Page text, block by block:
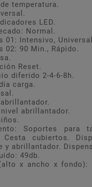
temperatura.
LED.
Normal.
01: Intensivo,
02: 90 Min., Rápido.
Reset.
diferido 2-4-6-8h.
carga.
abrillantador.
Soportes para
Cesta cubiertos.
y abrillantador.
49db.
x ancho x fondo):